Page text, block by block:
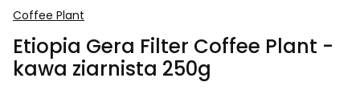
Coffee Plant
Etiopia Gera Filter Coffee Plant -
kawa ziarnista 250g